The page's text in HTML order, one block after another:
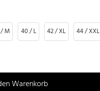
M 40 / L 42 / XL 44 / XXL
Warenkorb